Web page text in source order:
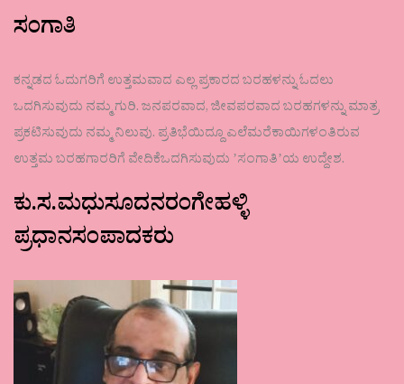
ಸಂಗಾತಿ
ಕನ್ನಡದ ಓದುಗರಿಗೆ ಉತ್ತಮವಾದ ಎಲ್ಲ ಪ್ರಕಾರದ ಬರಹಳನ್ನು ಓದಲು
ಒದಗಿಸುವುದು ನಮ್ಮ ಗುರಿ. ಜನಪರವಾದ, ಜೀವಪರವಾದ ಬರಹಗಳನ್ನು ಮಾತ್ರ
ಪ್ರಕಟಿಸುವುದು ನಮ್ಮ ನಿಲುವು. ಪ್ರತಿಭೆಯಿದ್ದೂ ಎಲೆಮರೆಕಾಯಿಗಳಂತಿರುವ
ಉತ್ತಮ ಬರಹಗಾರರಿಗೆ ವೇದಿಕೆಒದಗಿಸುವುದು ʼಸಂಗಾತಿʼಯ ಉದ್ದೇಶ.
ಕು.ಸ.ಮಧುಸೂದನರಂಗೇಹಳ್ಳಿ
ಪ್ರಧಾನಸಂಪಾದಕರು